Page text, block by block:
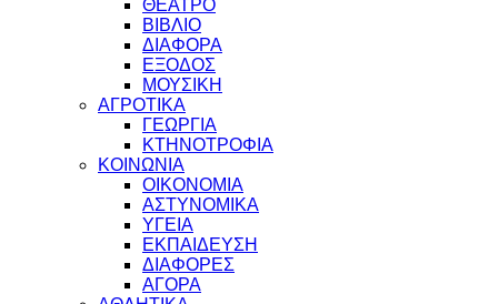
ΘΕΑΤΡΟ
ΒΙΒΛΙΟ
ΔΙΑΦΟΡΑ
ΕΞΟΔΟΣ
ΜΟΥΣΙΚΗ
ΑΓΡΟΤΙΚΑ
ΓΕΩΡΓΙΑ
ΚΤΗΝΟΤΡΟΦΙΑ
ΚΟΙΝΩΝΙΑ
ΟΙΚΟΝΟΜΙΑ
ΑΣΤΥΝΟΜΙΚΑ
ΥΓΕΙΑ
ΕΚΠΑΙΔΕΥΣΗ
ΔΙΑΦΟΡΕΣ
ΑΓΟΡΑ